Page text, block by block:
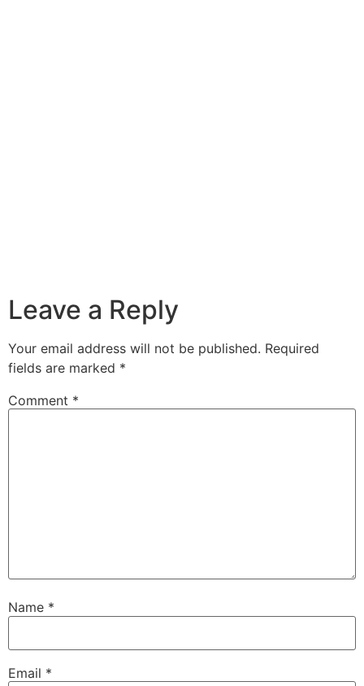
Leave a Reply
Your email address will not be published. Required
fields are marked *
Comment *
Name *
Email *